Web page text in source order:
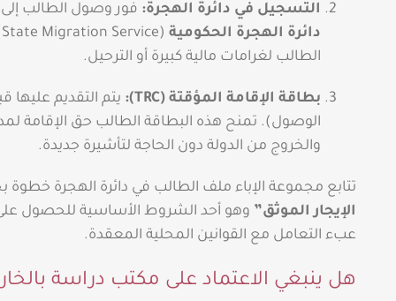
التسجيل في دائرة الهجرة: فور وصول الطالب
دائرة الهجرة الحكومية
الطالب لغرامات مالية كبيرة أو الترحيل.
بطاقة الإقامة المؤقتة (TRC):
يتم التقديم عليها
الوصول). تمنح هذه البطاقة الطالب حق الإقامة
والخروج من الدولة دون الحاجة لتأشيرة جديدة.
تتابع مجموعة الإباء ملف الطالب في دائرة الهجرة
الإيجار الموثق” وهو أحد الشروط الأساسية للحصول
عبء التعامل مع القوانين المحلية المعقدة.
هل ينبغي الاعتماد على مكتب دراسة